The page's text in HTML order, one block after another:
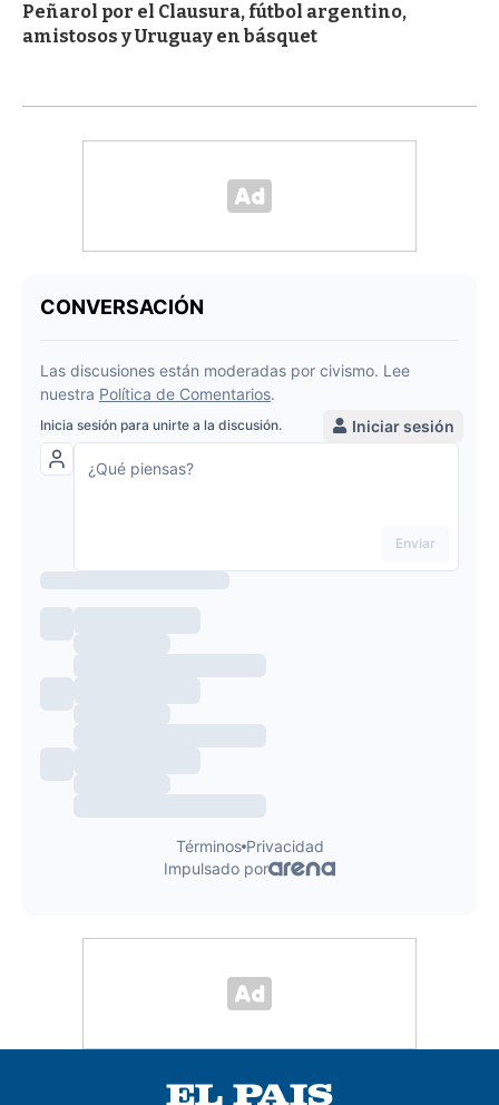
Peñarol por el Clausura, fútbol argentino,
amistosos y Uruguay en básquet